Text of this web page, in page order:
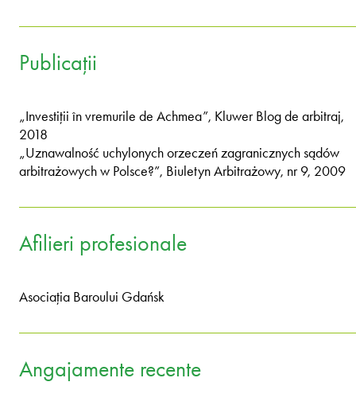
Publicații
„Investiții în vremurile de Achmea”, Kluwer Blog de arbitraj,
2018
„Uznawalność uchylonych orzeczeń zagranicznych sądów
arbitrażowych w Polsce?”, Biuletyn Arbitrażowy, nr 9, 2009
Afilieri profesionale
Asociația Baroului Gdańsk
Angajamente recente